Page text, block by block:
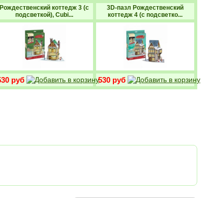
Рождественский коттедж 3 (с
подсветкой), Cubi...
3D-пазл Рождественский
коттедж 4 (с подсветко...
руб 530 руб